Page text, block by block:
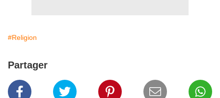
#Religion
Partager